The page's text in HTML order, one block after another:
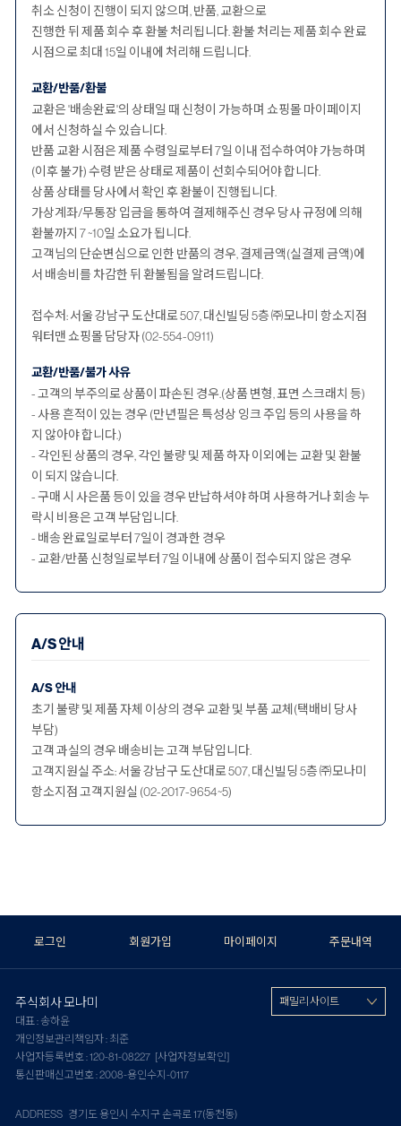
취소 신청이 진행이 되지 않으며, 반품, 교환으로
진행한 뒤 제품 회수 후 환불 처리됩니다. 환불 처리는 제품 회수 완료
시점으로 최대 15일 이내에 처리해 드립니다.
교환/반품/환불
교환은 '배송완료'의 상태일 때 신청이 가능하며 쇼핑몰 마이페이지
에서 신청하실 수 있습니다.
반품 교환 시점은 제품 수령일로부터 7일 이내 접수하여야 가능하며
(이후 불가) 수령 받은 상태로 제품이 선회수되어야 합니다.
상품 상태를 당사에서 확인 후 환불이 진행됩니다.
가상계좌/무통장 입금을 통하여 결제해주신 경우 당사 규정에 의해
환불까지 7 ~10일 소요가 됩니다.
고객님의 단순변심으로 인한 반품의 경우, 결제금액(실결제 금액)에
서 배송비를 차감한 뒤 환불됨을 알려드립니다.
접수처: 서울 강남구 도산대로 507, 대신빌딩 5층 ㈜모나미 항소지점
워터맨 쇼핑몰 담당자 (02-554-0911)
교환/반품/불가 사유
- 고객의 부주의로 상품이 파손된 경우.(상품 변형, 표면 스크래치 등)
- 사용 흔적이 있는 경우 (만년필은 특성상 잉크 주입 등의 사용을 하
지 않아야 합니다.)
- 각인된 상품의 경우, 각인 불량 및 제품 하자 이외에는 교환 및 환불
이 되지 않습니다.
- 구매 시 사은품 등이 있을 경우 반납하셔야 하며 사용하거나 회송 누
락시 비용은 고객 부담입니다.
- 배송 완료일로부터 7일이 경과한 경우
- 교환/반품 신청일로부터 7일 이내에 상품이 접수되지 않은 경우
A/S 안내
A/S 안내
초기 불량 및 제품 자체 이상의 경우 교환 및 부품 교체(택배비 당사
부담)
고객 과실의 경우 배송비는 고객 부담입니다.
고객지원실 주소: 서울 강남구 도산대로 507, 대신빌딩 5층 ㈜모나미
항소지점 고객지원실 (02-2017-9654~5)
로그인 회원가입 마이페이지 주문내역
주식회사 모나미
대표 : 송하윤
개인정보관리책임자 : 최준
사업자등록번호 : 120-81-08227 [사업자정보확인]
통신판매신고번호 : 2008-용인수지-0117
ADDRESS 경기도 용인시 수지구 손곡로 17(동천동)
패밀리 사이트